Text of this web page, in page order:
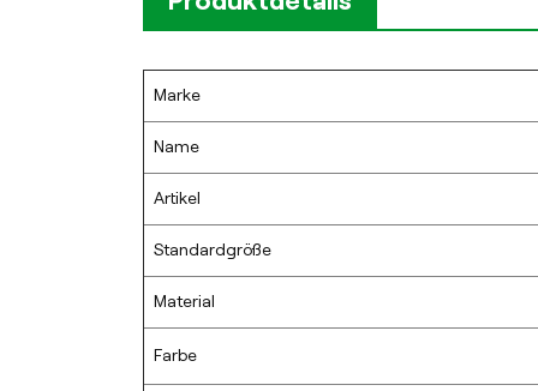
Marke
Name
Artikel
Standardgröße
Material
Farbe